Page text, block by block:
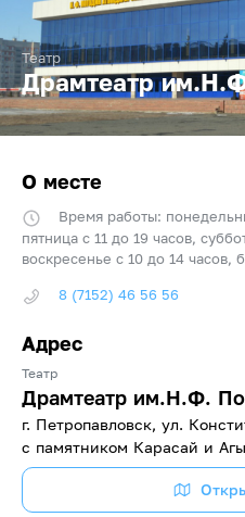
Театр
Драмтеатр
О месте
Время работы:
пятница с 11 до 19 часов,
воскресенье с 10 до 14 часов,
8 (7152) 46 56 56
Адрес
Театр
Драмтеатр им.Н.Ф.
г. Петропавловск, ул.
с памятником Карасай и